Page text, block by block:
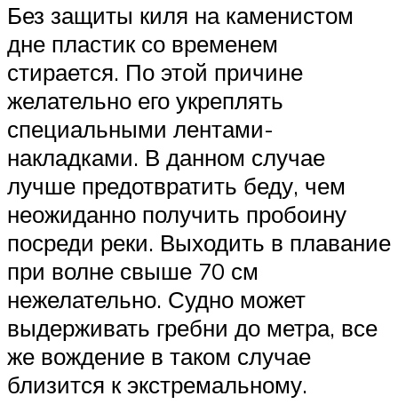
Без защиты киля на каменистом
дне пластик со временем
стирается. По этой причине
желательно его укреплять
специальными лентами-
накладками. В данном случае
лучше предотвратить беду, чем
неожиданно получить пробоину
посреди реки. Выходить в плавание
при волне свыше 70 см
нежелательно. Судно может
выдерживать гребни до метра, все
же вождение в таком случае
близится к экстремальному.